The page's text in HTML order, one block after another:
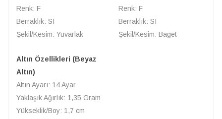
Renk: F
Berraklık: SI
Şekil/Kesim: Yuvarlak
Renk: F
Berraklık: SI
Şekil/Kesim: Baget
Altın Özellikleri (Beyaz
Altın)
Altın Ayarı: 14 Ayar
Yaklaşık Ağırlık: 1,35 Gram
Yükseklik/Boy: 1,7 cm